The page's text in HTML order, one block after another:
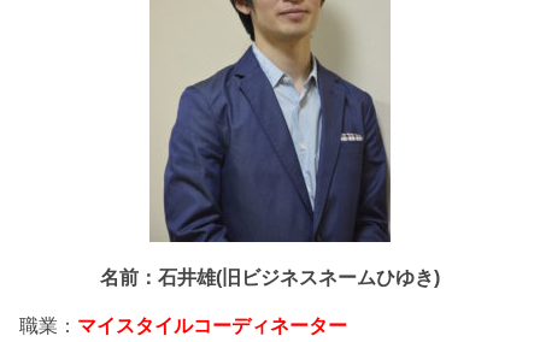
名前：石井雄(旧ビジネスネームひゆき)
職業： マイスタイルコーディネーター